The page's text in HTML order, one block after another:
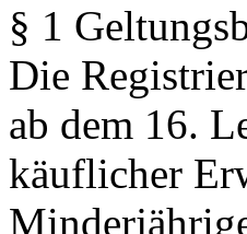
§ 1
Die
ab dem 16.
käuflicher